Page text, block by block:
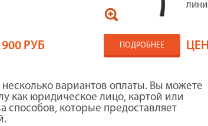
900 РУБ ПОДРОБНЕЕ
вариантов оплаты. Вы можете
как юридическое лицо, картой или
способов, которые предоставляет